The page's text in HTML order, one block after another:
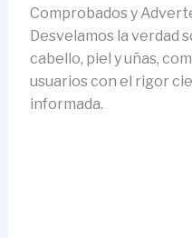
Comprobados y
Desvelamos la verdad
cabello, piel y uñas,
usuarios con el rigor
informada.